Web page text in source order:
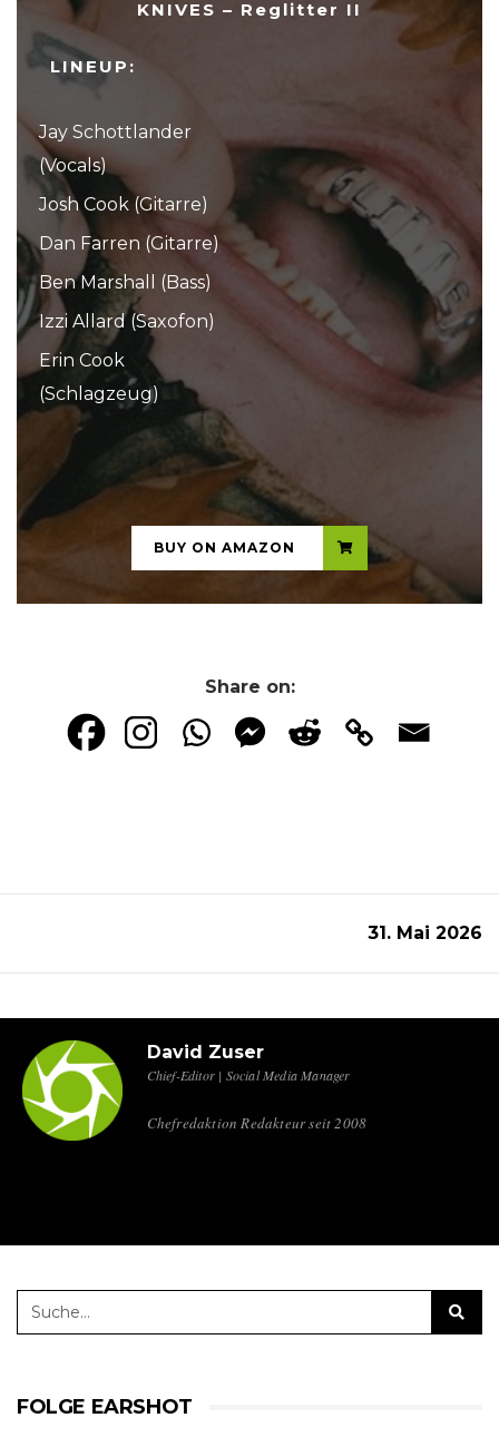
KNIVES – Reglitter II
LINEUP:
Jay Schottlander
(Vocals)
Josh Cook (Gitarre)
Dan Farren (Gitarre)
Ben Marshall (Bass)
Izzi Allard (Saxofon)
Erin Cook
(Schlagzeug)
...
BUY ON AMAZON
Share on:
31. Mai 2026
David Zuser
Chief-Editor | Social Media Manager
Chefredaktion Redakteur seit 2008
FOLGE EARSHOT